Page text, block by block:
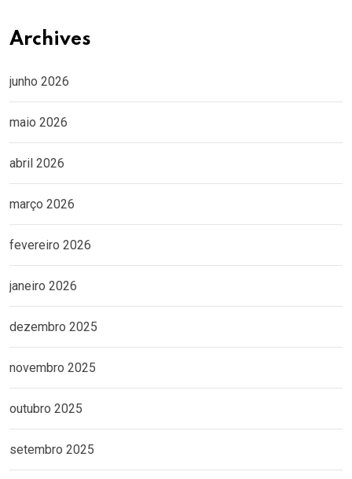
Archives
junho 2026
maio 2026
abril 2026
março 2026
fevereiro 2026
janeiro 2026
dezembro 2025
novembro 2025
outubro 2025
setembro 2025